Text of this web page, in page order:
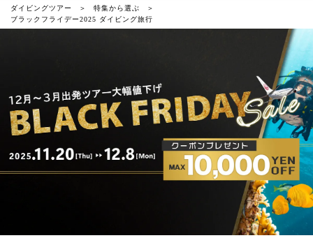
ダイビングツアー
特集から選ぶ
ブラックフライデー2025 ダイビング旅行